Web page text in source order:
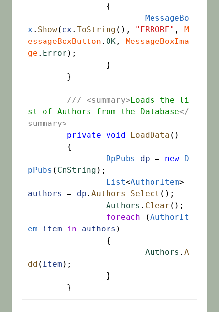
MessageBo
x . Show( ex . ToString (), "ERRORE" , M
essageBoxButton . OK, MessageBoxIma
ge . Error );
/// <summary>Loads the li
st of Authors from the Database</
summary>
private
void LoadData ()
DpPubs
dp = new
D
pPubs ( CnString );
List<AuthorItem>
authors = dp . Authors_Select ();
Authors . Clear ();
foreach (AuthorIt
em
item in authors )
Authors . A
dd ( item );
	}